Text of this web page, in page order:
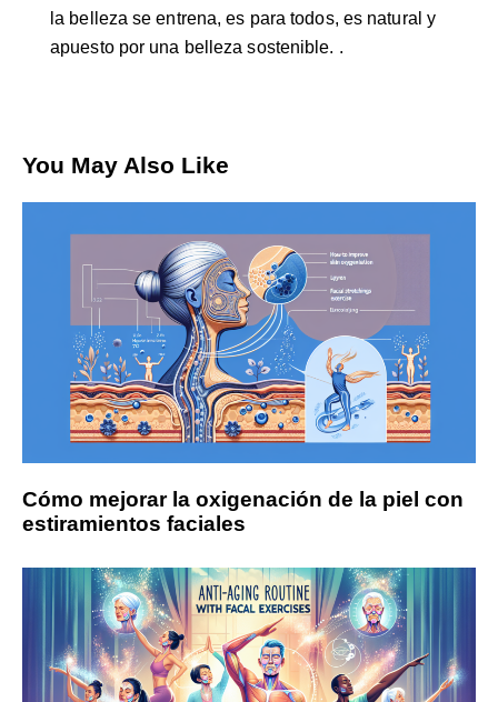
la belleza se entrena, es para todos, es natural y
apuesto por una belleza sostenible. .
You May Also Like
Cómo mejorar la oxigenación de la piel con
estiramientos faciales